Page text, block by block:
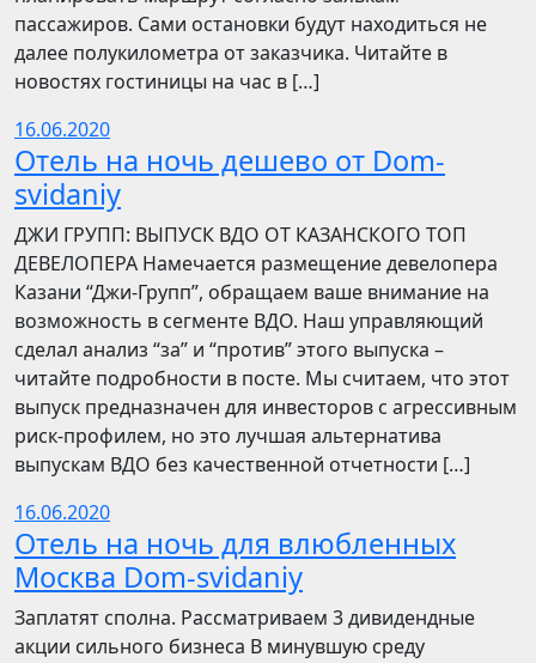
пассажиров. Сами остановки будут находиться не
далее полукилометра от заказчика. Читайте в
новостях гостиницы на час в […]
16.06.2020
Отель на ночь дешево от Dom-
svidaniy
​​ДЖИ ГРУПП: ВЫПУСК ВДО ОТ КАЗАНСКОГО ТОП
ДЕВЕЛОПЕРА Намечается размещение девелопера
Казани “Джи-Групп”, обращаем ваше внимание на
возможность в сегменте ВДО. Наш управляющий
сделал анализ “за” и “против” этого выпуска –
читайте подробности в посте. Мы считаем, что этот
выпуск предназначен для инвесторов с агрессивным
риск-профилем, но это лучшая альтернатива
выпускам ВДО без качественной отчетности […]
16.06.2020
Отель на ночь для влюбленных
Москва Dom-svidaniy
Заплатят сполна. Рассматриваем 3 дивидендные
акции сильного бизнеса В минувшую среду